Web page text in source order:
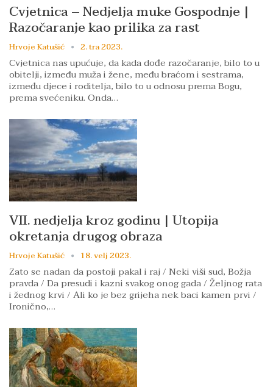
Cvjetnica – Nedjelja muke Gospodnje |
Razočaranje kao prilika za rast
Hrvoje Katušić 2. tra 2023.
Cvjetnica nas upućuje, da kada dođe razočaranje, bilo to u
obitelji, između muža i žene, među braćom i sestrama,
između djece i roditelja, bilo to u odnosu prema Bogu,
prema svećeniku. Onda…
VII. nedjelja kroz godinu | Utopija
okretanja drugog obraza
Hrvoje Katušić 18. velj 2023.
Zato se nadan da postoji pakal i raj / Neki viši sud, Božja
pravda / Da presudi i kazni svakog onog gada / Željnog rata
i žednog krvi / Ali ko je bez grijeha nek baci kamen prvi /
Ironično,…